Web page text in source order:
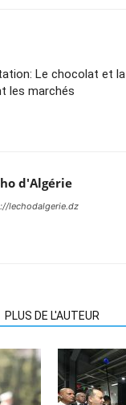
Le chocolat et la
les marchés
d'Algérie
lechodalgerie.dz
PLUS DE L'AUTEUR